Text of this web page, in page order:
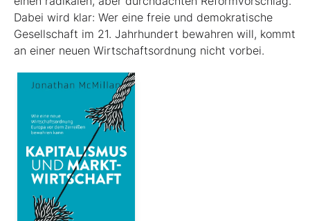
Dabei wird klar: Wer eine freie und demokratische
Gesellschaft im 21. Jahrhundert bewahren will, kommt
an einer neuen Wirtschaftsordnung nicht vorbei.